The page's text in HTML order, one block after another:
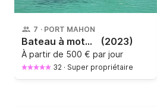
7 · PORT MAHON
Bateau à moteur Quicksilver 605 Open 150cv (2023)
À partir de 500 € par jour
32 · Super propriétaire